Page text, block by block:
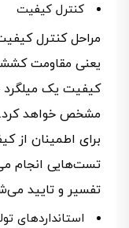
کنترل کیفیت
مراحل کنترل
یعنی مقاومت
کیفیت یک
مشخص خواهد کرد.
برای اطمینان از
تست‌هایی انجام
تفسیر و تایید
استانداردهای